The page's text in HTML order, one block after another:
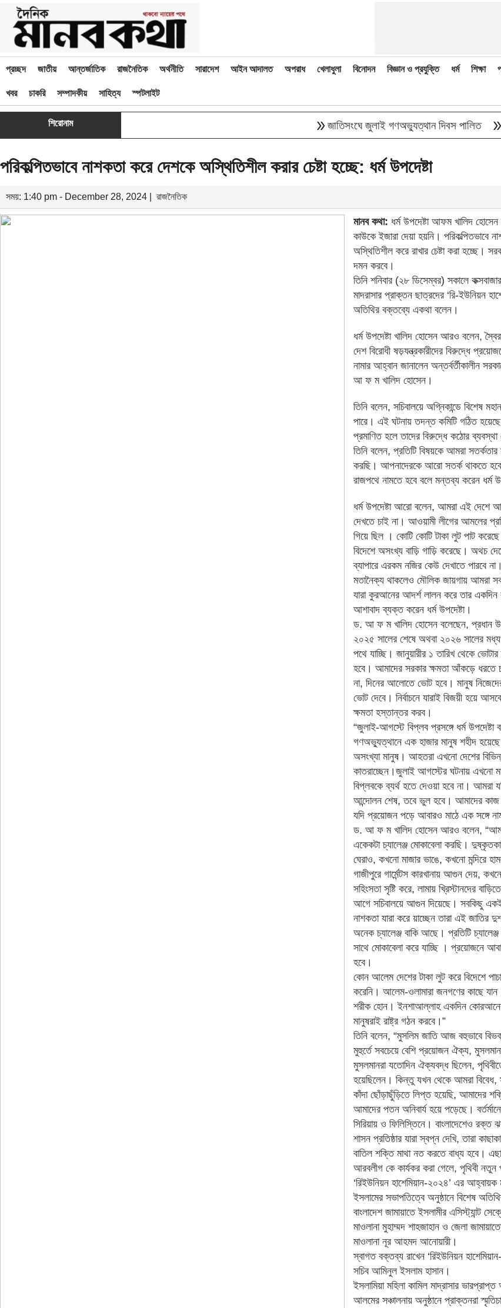
প্রচ্ছদ জাতীয় আন্তর্জাতিক রাজনৈতিক অর্থনীতি সারাদেশ আইন আদালত অপরাধ খেলাধুলা বিনোদন বিজ্ঞান ও প্রযুক্তি ধর্ম শিক্ষা
খবর চাকরি সম্পাদকীয় সাহিত্য স্পটলাইট
শিরোনাম জাতিসংঘে জুলাই গণঅভ্যুত্থান দিবস পালিত double_arrow
পরিকল্পিতভাবে নাশকতা করে দেশকে অস্থিতিশীল করার চেষ্টা হচ্ছে: ধর্ম উপদেষ্টা
সময়: 1:40 pm - December 28, 2024 | রাজনৈতিক
মানব কথা: ধর্ম উপদেষ্টা আফম খালিদ
কাউকে ইজারা দেয়া হয়নি। পরিকল্পিতভাবে
অস্থিতিশীল করে রাখার চেষ্টা করা হচ্ছে।
দমন করবে।
তিনি শনিবার (২৮ ডিসেম্বর) সকালে কক্সবাজার
মাদরাসার প্রাক্তন ছাত্রদের ‘রি-ইউনিয়ন
অতিথির বক্তব্যে একথা বলেন।
ধর্ম উপদেষ্টা খালিদ হোসেন আরও বলেন,
দেশ বিরোধী ষড়যন্ত্রকারীদের বিরুদ্ধে
নামার আহ্বান জানালেন অন্তর্বর্তীকালীন
আ ফ ম খালিদ হোসেন।
তিনি বলেন, সচিবালয়ে অগ্নিকান্ডে বিশেষ
পারে। এই ঘটনায় তদন্ত কমিটি গঠিত
প্রমাণিত হলে তাদের বিরুদ্ধে কঠোর ব্যবস্থা
তিনি বলেন, প্রতিটি বিষয়কে আমরা সতর্কতার
করছি। আপনাদেরকে আরো সতর্ক থাকতে
রাজপথে নামতে হবে বলে মন্তব্য করেন ধর্ম
ধর্ম উপদেষ্টা আরো বলেন, আমরা এই দেশে
দেখতে চাই না। আওয়ামী লীগের আমলের
গিয়ে ছিল । কোটি কোটি টাকা লুট পাট করেছে
বিদেশে অসংখ্য বাড়ি গাড়ি করেছে। অথচ
ব্যাপারে এরকম নজির কেউ দেখাতে পারবে
মতানৈক্য থাকলেও মৌলিক জায়গায় আমরা
যারা কুরআনের আদর্শ লালন করে তার একদিন
আশাবাদ ব্যক্ত করেন ধর্ম উপদেষ্টা।
ড. আ ফ ম খালিদ হোসেন বলেছেন, প্রধান
২০২৫ সালের শেষে অথবা ২০২৬ সালের
পথে যাচ্ছি। জানুয়ারীর ১ তারিখ থেকে ভোটার
হবে। আমাদের সরকার ক্ষমতা আঁকড়ে ধরতে
না, দিনের আলোতে ভোট হবে। মানুষ নিজেদের
ভোট দেবে। নির্বাচনে যারাই বিজয়ী হয়ে
ক্ষমতা হস্তান্তর করব।
“জুলাই-আগস্টে বিপ্লব প্রসঙ্গে ধর্ম
গণঅভ্যুত্থানে এক হাজার মানুষ শহীদ
অসংখ্যা মানুষ। আহতরা এখনো দেশের
কাতরাচ্ছেন।জুলাই আগস্টের ঘটনায় এখনো
বিপ্লবকে ব্যর্থ হতে দেওয়া হবে না। আমরা
আন্দোলন শেষ, তবে ভুল হবে। আমাদের
যদি প্রয়োজন পড়ে আবারও মাঠে এক সঙ্গে
ড. আ ফ ম খালিদ হোসেন আরও বলেন,
একেকটা চ্যালেঞ্জ মোকাবেলা করছি।
ঘেরাও, কখনো মাজার ভাঙে, কখনো মন্দিরে
গাজীপুরে গার্মেন্টস কারখানায় আগুন দেয়,
সহিংসতা সৃষ্টি করে, লামায় খ্রিস্টানদের
আগে সচিবালয়ে আগুন দিয়েছে। সবকিছু
নাশকতা যারা করে য়াচ্ছেন তারা এই
অনেক চ্যালেঞ্জ বাকি আছে। প্রতিটি
সাথে মোকাবেলা করে যাচ্ছি । প্রয়োজনে
হবে।
কোন আলেম দেশের টাকা লুট করে বিদেশে
করেনি। আলেম-ওলামারা জনগণের কাছে
শরীক হোন। ইনশাআল্লাহ একদিন
মানুষরাই রাষ্ট্র গঠন করবে।”
তিনি বলেন, “মুসলিম জাতি আজ বহুভাবে
মুহুর্তে সবচেয়ে বেশি প্রয়োজন ঐক্য,
মুসলমানরা যতোদিন ঐক্যবদ্ধ ছিলেন,
হয়েছিলেন। কিন্তু যখন থেকে আমরা বিবেধ,
কাঁদা ছোঁড়াছুঁড়িতে লিপ্ত হয়েছি, আমাদের
আমাদের পতন অনিবার্য হয়ে পড়েছে।
সিরিয়ায় ও ফিলিস্তিনে। বাংলাদেশেও
শাসন প্রতিষ্ঠার যারা স্বপ্ন দেখি, তারা
বাতিল শক্তি মাথা নত করতে বাধ্য হবে।
আরবলীগ কে কার্যকর করা গেলে, পৃথিবী নতুন
‘রিইউনিয়ন হাশেমিয়ান-২০২৪’ এর
ইসলামের সভাপতিত্বে অনুষ্ঠানে বিশেষ
বাংলাদেশ জামায়াতে ইসলামীর এসিস্ট্যান্ট
মাওলানা মুহাম্মদ শাহজাহান ও জেলা
মাওলানা নূর আহমদ আনোয়ারী।
স্বাগত বক্তব্য রাখেন ‘রিইউনিয়ন
সচিব আমিনুল ইসলাম হাসান।
ইসলামিয়া মহিলা কামিল মাদ্রাসার
আলমের সঞ্চালনায় অনুষ্ঠানে প্রাক্তনরা